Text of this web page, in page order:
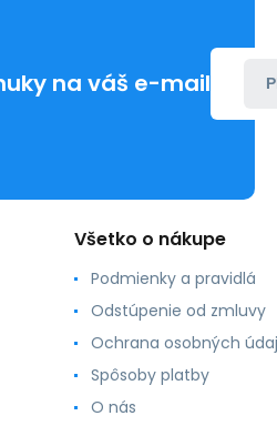
na váš e-mail
Všetko o nákupe
Podmienky a pravidlá
Odstúpenie od zmluvy
Ochrana osobných
Spôsoby platby
O nás